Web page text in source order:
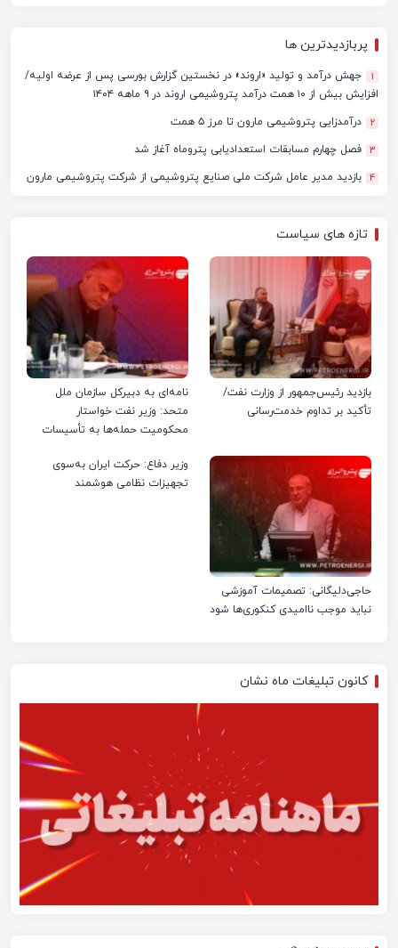
پربازدیدترین ها
1
جهش درآمد و تولید «اروند» در نخستین گزارش بورسی پس از عرضه اولیه/
افزایش بیش از ۱۰ همت درآمد پتروشیمی اروند در ۹ ماهه ۱۴۰۴
2 درآمدزایی پتروشیمی مارون تا مرز ۵ همت
3 فصل چهارم مسابقات استعدادیابی پتروماه آغاز شد
4 بازدید مدیر عامل شرکت ملی صنایع پتروشیمی از شرکت پتروشیمی مارون
تازه های سیاست
بازدید رئیس‌جمهور از وزارت نفت/
تأکید بر تداوم خدمت‌رسانی
نامه‌ای به دبیرکل سازمان ملل
متحد: وزیر نفت خواستار
محکومیت حمله‌ها به تأسیسات
حاجی‌دلیگانی: تصمیمات آموزشی
نباید موجب ناامیدی کنکوری‌ها شود
وزیر دفاع: حرکت ایران به‌سوی
تجهیزات نظامی هوشمند
کانون تبلیغات ماه نشان